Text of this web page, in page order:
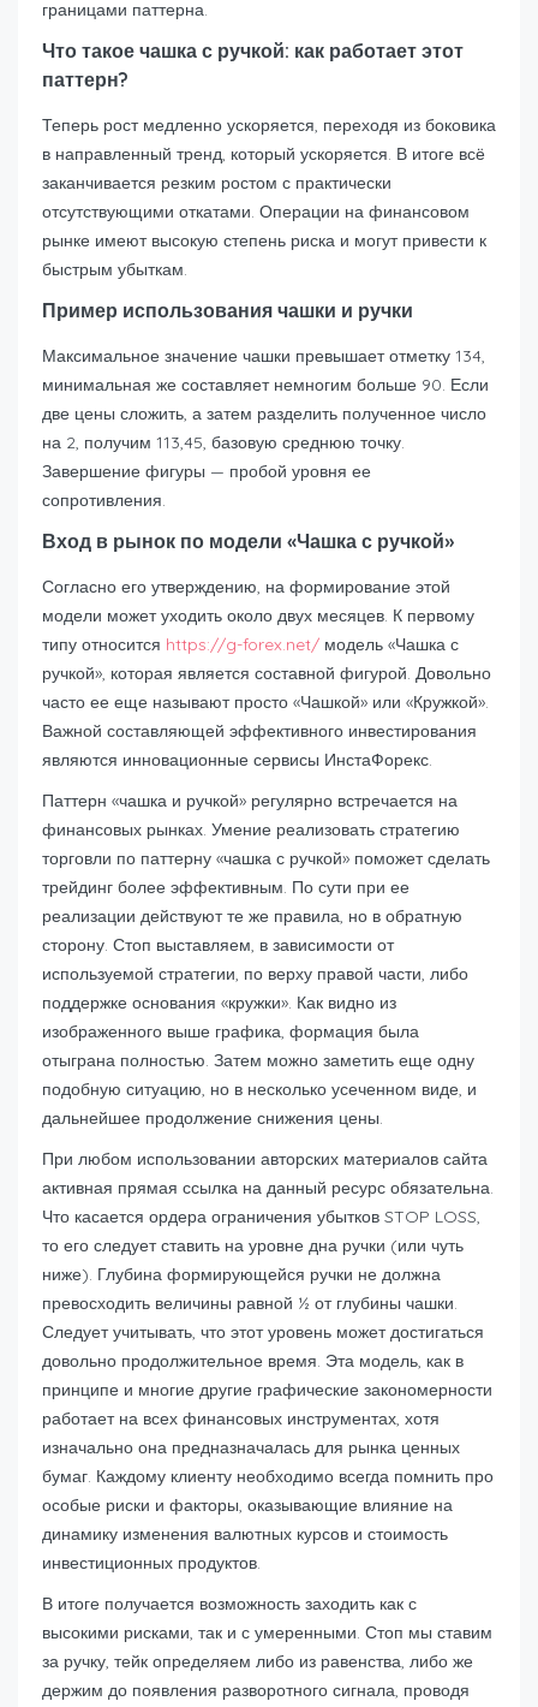
границами паттерна.
Что такое чашка с ручкой: как работает этот
паттерн?
Теперь рост медленно ускоряется, переходя из боковика
в направленный тренд, который ускоряется. В итоге всё
заканчивается резким ростом с практически
отсутствующими откатами. Операции на финансовом
рынке имеют высокую степень риска и могут привести к
быстрым убыткам.
Пример использования чашки и ручки
Максимальное значение чашки превышает отметку 134,
минимальная же составляет немногим больше 90. Если
две цены сложить, а затем разделить полученное число
на 2, получим 113,45, базовую среднюю точку.
Завершение фигуры — пробой уровня ее
сопротивления.
Вход в рынок по модели «Чашка с ручкой»
Согласно его утверждению, на формирование этой
модели может уходить около двух месяцев. К первому
типу относится https://g-forex.net/ модель «Чашка с
ручкой», которая является составной фигурой. Довольно
часто ее еще называют просто «Чашкой» или «Кружкой».
Важной составляющей эффективного инвестирования
являются инновационные сервисы ИнстаФорекс.
Паттерн «чашка и ручкой» регулярно встречается на
финансовых рынках. Умение реализовать стратегию
торговли по паттерну «чашка с ручкой» поможет сделать
трейдинг более эффективным. По сути при ее
реализации действуют те же правила, но в обратную
сторону. Стоп выставляем, в зависимости от
используемой стратегии, по верху правой части, либо
поддержке основания «кружки». Как видно из
изображенного выше графика, формация была
отыграна полностью. Затем можно заметить еще одну
подобную ситуацию, но в несколько усеченном виде, и
дальнейшее продолжение снижения цены.
При любом использовании авторских материалов сайта
активная прямая ссылка на данный ресурс обязательна.
Что касается ордера ограничения убытков STOP LOSS,
то его следует ставить на уровне дна ручки (или чуть
ниже). Глубина формирующейся ручки не должна
превосходить величины равной ½ от глубины чашки.
Следует учитывать, что этот уровень может достигаться
довольно продолжительное время. Эта модель, как в
принципе и многие другие графические закономерности
работает на всех финансовых инструментах, хотя
изначально она предназначалась для рынка ценных
бумаг. Каждому клиенту необходимо всегда помнить про
особые риски и факторы, оказывающие влияние на
динамику изменения валютных курсов и стоимость
инвестиционных продуктов.
В итоге получается возможность заходить как с
высокими рисками, так и с умеренными. Стоп мы ставим
за ручку, тейк определяем либо из равенства, либо же
держим до появления разворотного сигнала, проводя